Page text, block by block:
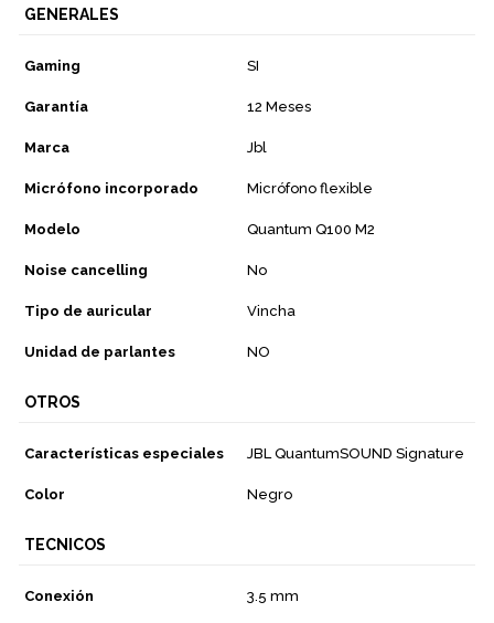
GENERALES
Gaming SI
Garantía 12 Meses
Marca Jbl
Micrófono incorporado Micrófono flexible
Modelo Quantum Q100 M2
Noise cancelling No
Tipo de auricular Vincha
Unidad de parlantes NO
OTROS
Características especiales JBL QuantumSOUND Signature
Color Negro
TECNICOS
Conexión 3.5 mm